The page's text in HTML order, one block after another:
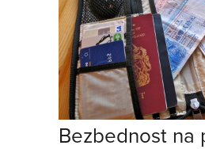
Bezbednost na